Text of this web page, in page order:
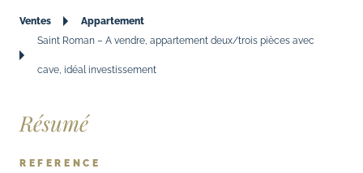
Ventes
Appartement
Saint Roman – A vendre, appartement deux/trois pièces avec
cave, idéal investissement
Résumé
REFERENCE